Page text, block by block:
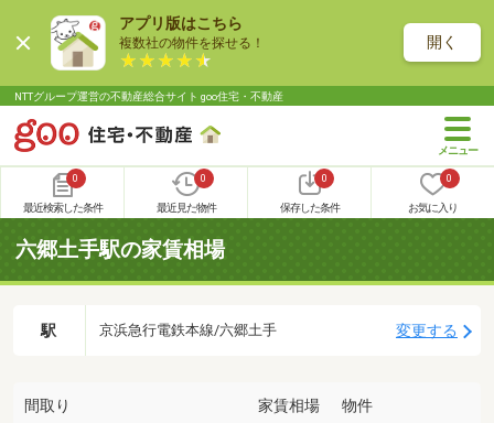
アプリ版はこちら
複数社の物件を探せる！ 開く
NTTグループ運営の不動産総合サイト goo住宅・不動産
0
最近検索した条件
0
最近見た物件
0
保存した条件
0
お気に入り
六郷土手駅の家賃相場
駅 京浜急行電鉄本線/六郷土手 変更する
間取り 家賃相場 物件